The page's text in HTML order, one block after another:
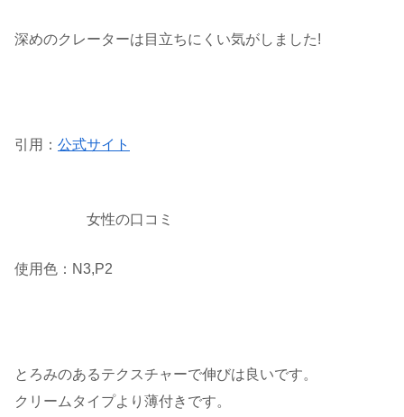
深めのクレーターは目立ちにくい気がしました!
引用： 公式サイト
女性の口コミ
使用色：N3,P2
とろみのあるテクスチャーで伸びは良いです。
クリームタイプより薄付きです。